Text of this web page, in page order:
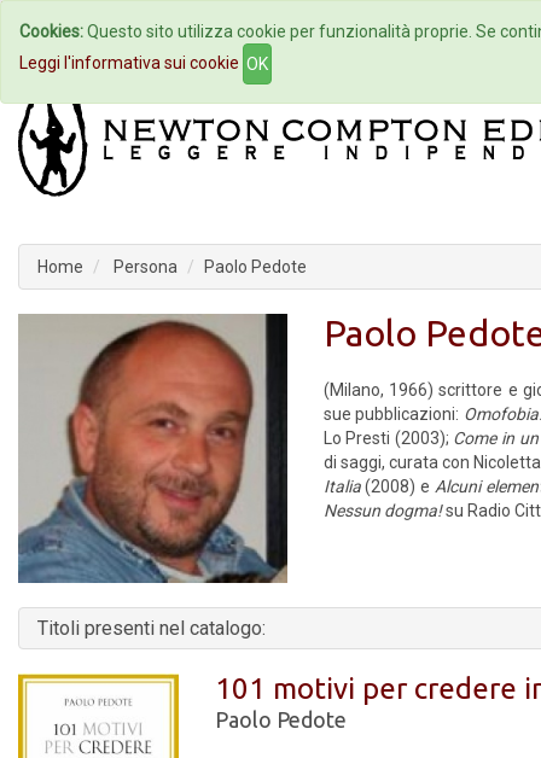
Home Autori Eventi
Home Persona Paolo Pedote
Paolo
(Milano, 1966) scrittore e
sue pubblicazioni:
Lo Presti (2003); Come in
di saggi, curata con
Italia(2008) e Alcuni
Nessun dogma!su Radio
Titoli presenti nel catalogo:
101 motivi per credere
Paolo Pedote
Cookies:Questo sito utilizza cookie per funzionalità proprie. Se
Leggi l'informativa sui cookie OK